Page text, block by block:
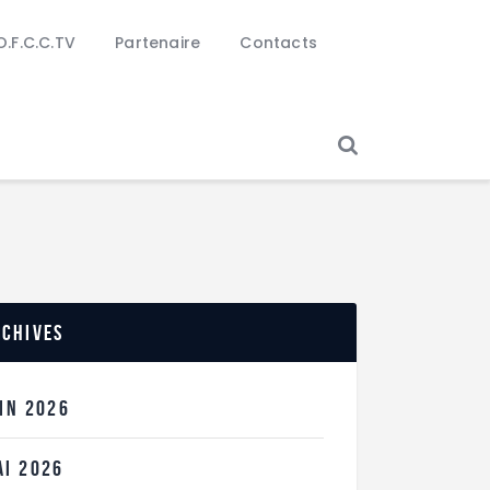
Partenaire Contacts
2026
2026